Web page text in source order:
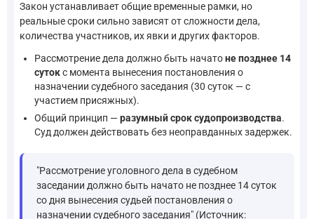
Закон устанавливает общие временные рамки, но
реальные сроки сильно зависят от сложности дела,
количества участников, их явки и других факторов.
Рассмотрение дела должно быть начатоне позднее 14
сутокс момента вынесения постановления о
назначении судебного заседания (30 суток — с
участием присяжных).
Общий принцип —разумный срок судопроизводства.
Суд должен действовать без неоправданных задержек.
"Рассмотрение уголовного дела в судебном
заседании должно быть начато не позднее 14 суток
со дня вынесения судьей постановления о
назначении судебного заседания" (Источник: